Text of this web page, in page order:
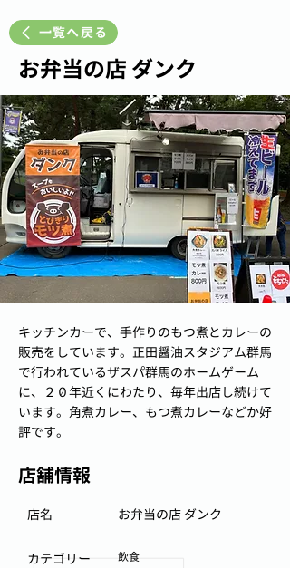
一覧へ戻る
お弁当の店 ダンク
キッチンカーで、手作りのもつ煮とカレーの
販売をしています。正田醤油スタジアム群馬
で行われているザスパ群馬のホームゲーム
に、２０年近くにわたり、毎年出店し続けて
います。角煮カレー、もつ煮カレーなどか好
評です。
店舗情報
お弁当の店 ダンク
店名
飲食
カテゴリー